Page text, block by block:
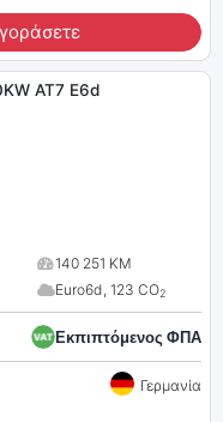
AT7 E6d
140 251 KM
Euro6d, 123 CO2
Εκπιπτόμενος ΦΠΑ
Γερμανία